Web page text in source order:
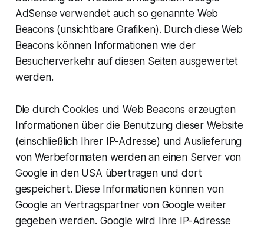
AdSense verwendet auch so genannte Web
Beacons (unsichtbare Grafiken). Durch diese Web
Beacons können Informationen wie der
Besucherverkehr auf diesen Seiten ausgewertet
werden.
Die durch Cookies und Web Beacons erzeugten
Informationen über die Benutzung dieser Website
(einschließlich Ihrer IP-Adresse) und Auslieferung
von Werbeformaten werden an einen Server von
Google in den USA übertragen und dort
gespeichert. Diese Informationen können von
Google an Vertragspartner von Google weiter
gegeben werden. Google wird Ihre IP-Adresse